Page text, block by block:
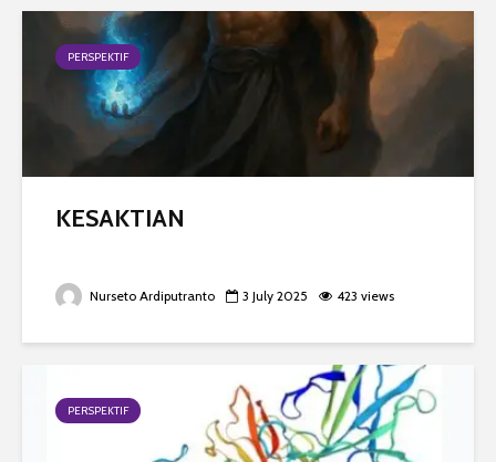
PERSPEKTIF
KESAKTIAN
Nurseto Ardiputranto 3 July 2025 423 views
PERSPEKTIF